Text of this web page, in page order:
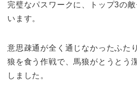
完璧なパスワークに、トップ3の
います。
意思疎通が全く通じなかったふた
狼を食う作戦で、馬狼がとうとう
しました。